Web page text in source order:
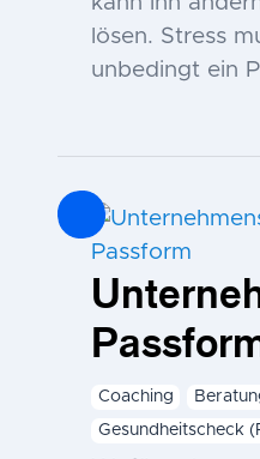
lösen. Stress
unbedingt ein
Coaching
Gesundheitscheck